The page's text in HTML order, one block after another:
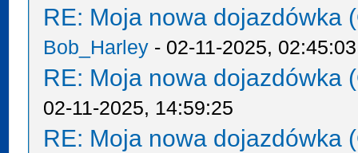
RE: Moja nowa dojazdówka
Bob_Harley - 02-11-2025, 02:45:03
RE: Moja nowa dojazdówka
02-11-2025, 14:59:25
RE: Moja nowa dojazdówka